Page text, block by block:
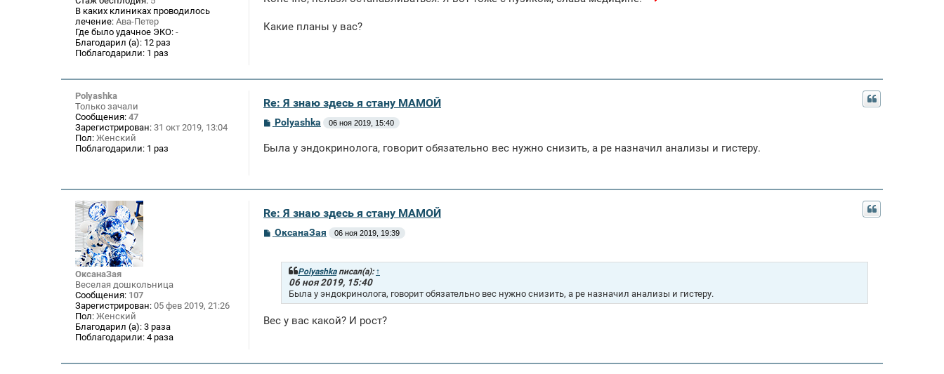
В каких клиниках проводилось
лечение: Ава-Петер
Где было удачное ЭКО: -
Благодарил (а): 12 раз
Поблагодарили: 1 раз
Какие планы у вас?
Polyashka
Только зачали
Сообщения: 47
Зарегистрирован: 31 окт 2019, 13:04
Пол: Женский
Поблагодарили: 1 раз
Re: Я знаю здесь я стану МАМОЙ
С
б
и
Polyashka 06 ноя 2019, 15:40
Была у эндокринолога, говорит обязательно вес нужно снизить, а ре назначил анализы и гистеру.
ОксанаЗая
Веселая дошкольница
Сообщения: 107
Зарегистрирован: 05 фев 2019, 21:26
Пол: Женский
Благодарил (а): 3 раза
Поблагодарили: 4 раза
Re: Я знаю здесь я стану МАМОЙ
СОксанаЗая 06 ноя 2019, 19:39
Polyashkaписал(а): ↑
06 ноя 2019, 15:40
Была у эндокринолога, говорит обязательно вес нужно снизить, а ре назначил анализы и гистеру.
Вес у вас какой? И рост?